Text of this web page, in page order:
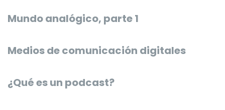
Mundo analógico, parte 1
Medios de comunicación digitales
¿Qué es un podcast?